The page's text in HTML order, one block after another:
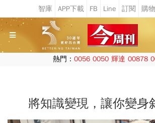
熱門： 0056 0050 輝達 00878
將知識變現，讓你變身